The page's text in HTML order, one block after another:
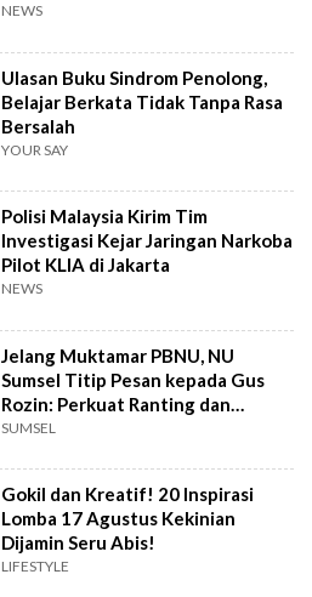
NEWS
Ulasan Buku Sindrom Penolong,
Belajar Berkata Tidak Tanpa Rasa
Bersalah
YOUR SAY
Polisi Malaysia Kirim Tim
Investigasi Kejar Jaringan Narkoba
Pilot KLIA di Jakarta
NEWS
Jelang Muktamar PBNU, NU
Sumsel Titip Pesan kepada Gus
Rozin: Perkuat Ranting dan
Pesantren
SUMSEL
Gokil dan Kreatif! 20 Inspirasi
Lomba 17 Agustus Kekinian
Dijamin Seru Abis!
LIFESTYLE